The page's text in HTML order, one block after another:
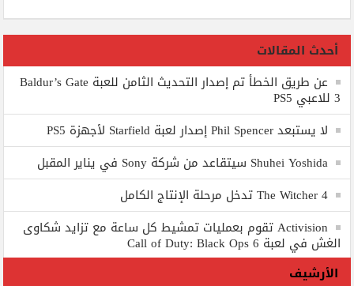
أحدث المقالات
عن طريق الخطأ تم إصدار التحديث الثامن للعبة Baldur’s Gate
3 للاعبي PS5
لا يستبعد Phil Spencer إصدار لعبة Starfield لأجهزة PS5
Shuhei Yoshida سيتقاعد من شركة Sony في يناير المقبل
The Witcher 4 تدخل مرحلة الإنتاج الكامل
Activision تقوم بعمليات تمشيط كل ساعة مع تزايد شكاوى
الغش في لعبة Call of Duty: Black Ops 6
الأرشيف